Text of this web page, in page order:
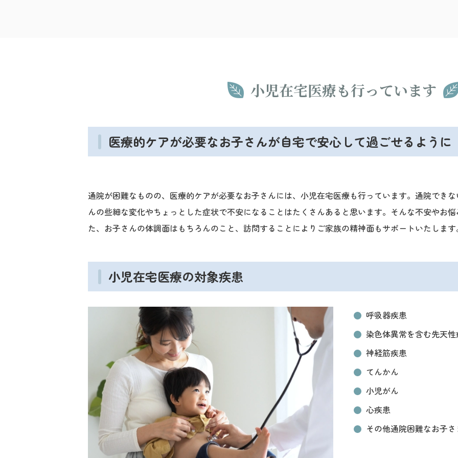
小児在宅医療も行っています
医療的ケアが必要なお子さんが自宅で安心して過ごせるように
通院が困難なものの、医療的ケアが必要なお子さんには、小児在宅医療も行っています。通院でき
んの些細な変化やちょっとした症状で不安になることはたくさんあると思います。そんな不安やお
た、お子さんの体調面はもちろんのこと、訪問することによりご家族の精神面もサポートいたしま
小児在宅医療の対象疾患
呼吸器疾患
染色体異常を含む先天
神経筋疾患
てんかん
小児がん
心疾患
その他通院困難なお子